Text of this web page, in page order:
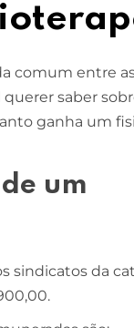
comum entre
saber
ganha um
um
sindicatos da